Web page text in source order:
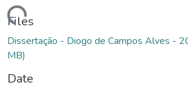
Files
Dissertação - Diogo de Campos Alves -
MB)
Date